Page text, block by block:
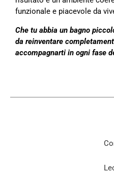
funzionale e piacevole da
Che tu abbia un bagno
da reinventare
accompagnarti in ogni fase